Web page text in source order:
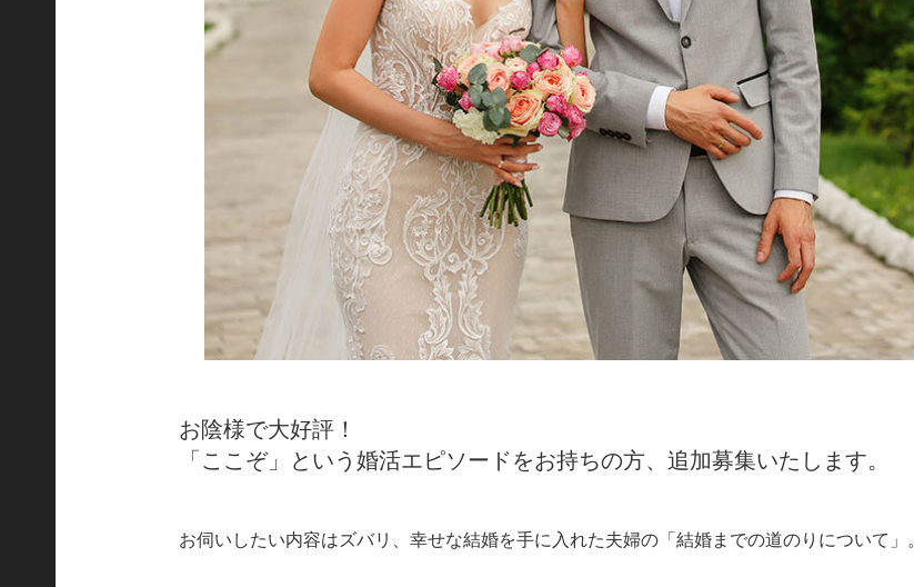
お陰様で大好評！
「ここぞ」という婚活エピソードをお持ちの方、追加募集いたします。
お伺いしたい内容はズバリ、幸せな結婚を手に入れた夫婦の「結婚までの道のりについて」。